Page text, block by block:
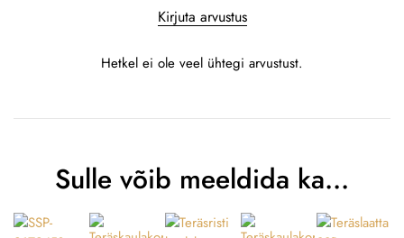
Kirjuta arvustus
Hetkel ei ole veel ühtegi arvustust.
Sulle võib meeldida ka…